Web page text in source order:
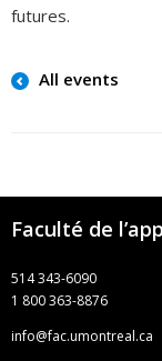
futures.
All events
Faculté de
514 343-6090
1 800 363-8876
info@fac.umontreal.ca